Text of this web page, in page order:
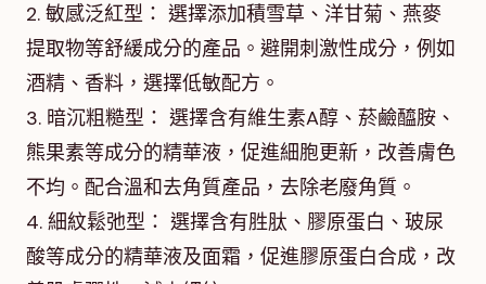
2. 敏感泛紅型： 選擇添加積雪草、洋甘菊、燕麥
提取物等舒緩成分的產品。避開刺激性成分，例如
酒精、香料，選擇低敏配方。
3. 暗沉粗糙型： 選擇含有維生素A醇、菸鹼醯胺、
熊果素等成分的精華液，促進細胞更新，改善膚色
不均。配合溫和去角質產品，去除老廢角質。
4. 細紋鬆弛型： 選擇含有胜肽、膠原蛋白、玻尿
酸等成分的精華液及面霜，促進膠原蛋白合成，改